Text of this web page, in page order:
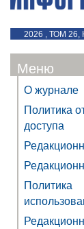
2026 , ТОМ
Меню
О журнале
Политика
доступа
Политика